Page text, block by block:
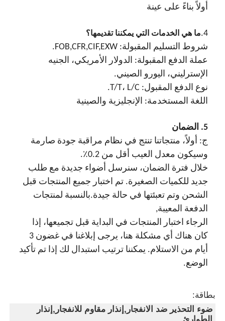
أولاً بناءً على عينة
4. ما هي الخدمات التي يمكننا تقديمها؟
شروط التسليم المقبولة: FOB,CFR,CIF,EXW.
عملة الدفع المقبولة: الدولار الأمريكي، الجنيه
الإسترليني، اليورو الصيني.
نوع الدفع المقبول: T/T، L/C.
اللغة المستخدمة: الإنجليزية والصينية
5. الضمان
ج: أولاً، منتجاتنا تنتج في نظام مراقبة جودة صارمة
وسيكون معدل العيب أقل من 0.2٪.
خلال فترة الضمان، سنرسل أضواء جديدة مع طلب
جديد للكميات الصغيرة. تم اختبار جميع المنتجات قبل
الشحن وتم تعبئتها في حالة جيدة.بالنسبة لمنتجات
الدفعة المعيبة,
الرجاء اختبار المنتجات في البداية قبل تجميعها، إذا
كان هناك أي مشكلة هنا، يرجى إبلاغنا في غضون 3
أيام من الاستلام. يمكننا ترتيب استبدال لك إذا تم تأكيد
الوضع.
بطاقة:
ضوء التحذير ضد الانفجار,إنذار مقاوم للانفجار,إنذار